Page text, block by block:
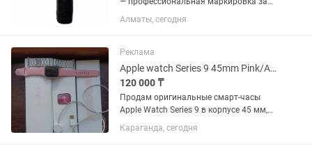
секунды! Устали от наклеек, штампов и
ручной маркировки? AVRON BT-6205B
сроки годности, QR-коды,...
Алматы, сегодня
Реклама
Apple watch Series 9 45mm Pink/AKБ 100% / идеальное состояние
120 000 ₸
Продам оригинальные смарт-часы
Apple Watch Series 9 в корпусе 45 мм,
красивого нежно-розового цвета
(Pink).Часы в идеальном визуальном и
Караганда, сегодня